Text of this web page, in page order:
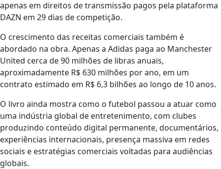
apenas em direitos de transmissão pagos pela plataforma
DAZN em 29 dias de competição.
O crescimento das receitas comerciais também é
abordado na obra. Apenas a Adidas paga ao Manchester
United cerca de 90 milhões de libras anuais,
aproximadamente R$ 630 milhões por ano, em um
contrato estimado em R$ 6,3 bilhões ao longo de 10 anos.
O livro ainda mostra como o futebol passou a atuar como
uma indústria global de entretenimento, com clubes
produzindo conteúdo digital permanente, documentários,
experiências internacionais, presença massiva em redes
sociais e estratégias comerciais voltadas para audiências
globais.